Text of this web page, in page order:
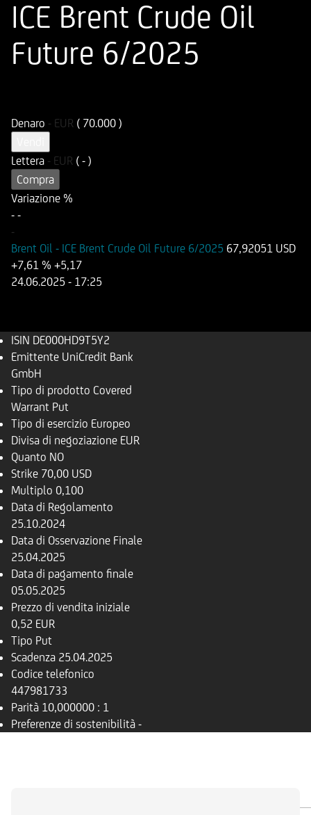
ICE Brent Crude Oil
Future 6/2025
Denaro - EUR ( 70.000 )
Lettera - EUR ( - )
Compra
Variazione %
- -
-
Brent Oil - ICE Brent Crude Oil Future 6/2025 67,92051 USD
+7,61 % +5,17
24.06.2025 - 17:25
ISIN DE000HD9T5Y2
Emittente UniCredit Bank
GmbH
Tipo di prodotto Covered
Warrant Put
Tipo di esercizio Europeo
Divisa di negoziazione EUR
Quanto NO
Strike 70,00 USD
Multiplo 0,100
Data di Regolamento
25.10.2024
Data di Osservazione Finale
25.04.2025
Data di pagamento finale
05.05.2025
Prezzo di vendita iniziale
0,52 EUR
Tipo Put
Scadenza 25.04.2025
Codice telefonico
447981733
Parità 10,000000 : 1
Preferenze di sostenibilità -